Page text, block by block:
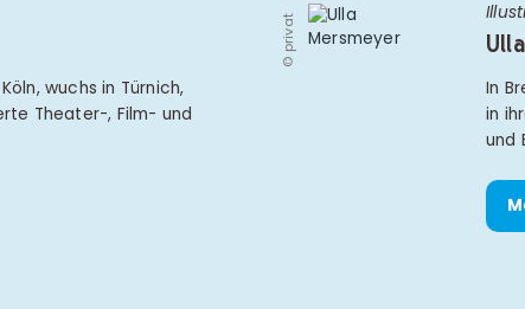
wuchs in Türnich,
Theater-, Film- und
© privat
In
in
und